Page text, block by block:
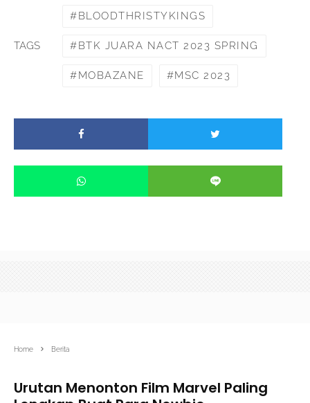
TAGS
BLOODTHRISTYKINGS
BTK JUARA NACT 2023 SPRING
MOBAZANE MSC 2023
Home Berita
Urutan Menonton Film Marvel Paling